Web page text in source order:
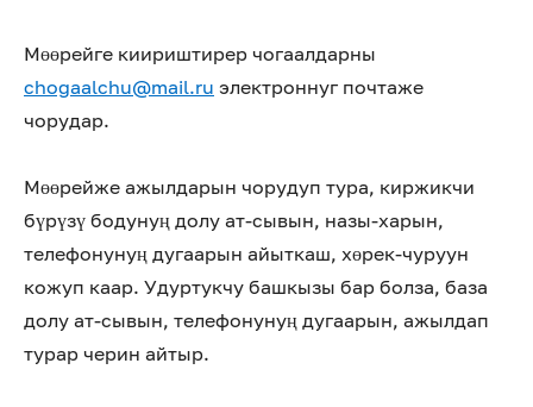
Мөөрейге киириштирер чогаалдарны
chogaalchu@mail.ru электроннуг почтаже
чорудар.
Мөөрейже ажылдарын чорудуп тура, киржикчи
бүрүзү бодунуң долу ат-сывын, назы-харын,
телефонунуң дугаарын айыткаш, хөрек-чуруун
кожуп каар. Удуртукчу башкызы бар болза, база
долу ат-сывын, телефонунуң дугаарын, ажылдап
турар черин айтыр.